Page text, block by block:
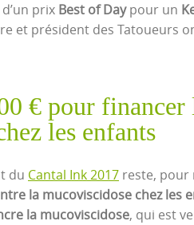
prix Best of Daypour un
et président des Tatoueurs
€ pour
les enfants
du Cantal Ink 2017 reste, pour
la mucoviscidose chez les
la mucoviscidose, qui est